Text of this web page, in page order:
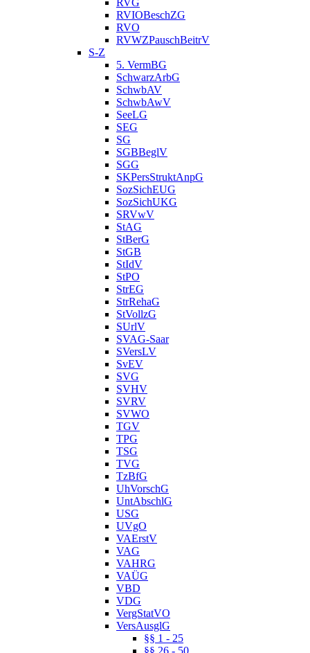
RVIOBeschZG
RVO
RVWZPauschBeitrV
S-Z
5. VermBG
SchwarzArbG
SchwbAV
SchwbAwV
SeeLG
SEG
SG
SGBBeglV
SGG
SKPersStruktAnpG
SozSichEUG
SozSichUKG
SRVwV
StAG
StBerG
StGB
StIdV
StPO
StrEG
StrRehaG
StVollzG
SUrlV
SVAG-Saar
SVersLV
SvEV
SVG
SVHV
SVRV
SVWO
TGV
TPG
TSG
TVG
TzBfG
UhVorschG
UntAbschlG
USG
UVgO
VAErstV
VAG
VAHRG
VAÜG
VBD
VDG
VergStatVO
VersAusglG
§§ 1 - 25
§§ 26 - 50